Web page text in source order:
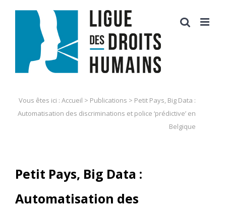
Vous êtes ici : Accueil > Publications > Petit Pays, Big Data :
Automatisation des discriminations et police ‘prédictive’ en
Belgique
Petit Pays, Big Data :
Automatisation des